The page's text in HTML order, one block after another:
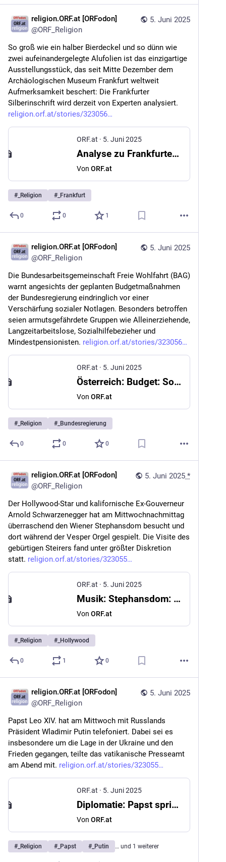
5. Juni 2025
religion.ORF.at [ORFodon]
@ORF_Religion
So groß wie ein halber Bierdeckel und so dünn wie
zwei aufeinandergelegte Alufolien ist das einzigartige
Ausstellungsstück, das seit Mitte Dezember dem
Archäologischen Museum Frankfurt weltweit
Aufmerksamkeit beschert: Die Frankfurter
Silberinschrift wird derzeit von Experten analysiert.
religion.orf.at/stories/323056
ORF.at · 5. Juni 2025
Analyse zu Frankfurter Silberamulett läuft
Von ORF.at
# _Religion # _Frankfurt
0 0 1
5. Juni 2025
religion.ORF.at [ORFodon]
@ORF_Religion
Die Bundesarbeitsgemeinschaft Freie Wohlfahrt (BAG)
warnt angesichts der geplanten Budgetmaßnahmen
der Bundesregierung eindringlich vor einer
Verschärfung sozialer Notlagen. Besonders betroffen
seien armutsgefährdete Gruppen wie Alleinerziehende,
Langzeitarbeitslose, Sozialhilfebezieher und
Mindestpensionisten. religion.orf.at/stories/323056
ORF.at · 5. Juni 2025
Österreich: Budget: Soziale Organisationen fordern Nachbesserungen
Von ORF.at
# _Religion # _Bundesregierung
0 0 0
5. Juni 2025 *
religion.ORF.at [ORFodon]
@ORF_Religion
Der Hollywood-Star und kalifornische Ex-Gouverneur
Arnold Schwarzenegger hat am Mittwochnachmittag
überraschend den Wiener Stephansdom besucht und
dort während der Vesper Orgel gespielt. Die Visite des
gebürtigen Steirers fand unter größter Diskretion
statt. religion.orf.at/stories/323055
ORF.at · 5. Juni 2025
Musik: Stephansdom: Arnold Schwarzenegger spielte auf Riesenorgel
Von ORF.at
# _Religion # _Hollywood
0 1 0
5. Juni 2025
religion.ORF.at [ORFodon]
@ORF_Religion
Papst Leo XIV. hat am Mittwoch mit Russlands
Präsident Wladimir Putin telefoniert. Dabei sei es
insbesondere um die Lage in der Ukraine und den
Frieden gegangen, teilte das vatikanische Presseamt
am Abend mit. religion.orf.at/stories/323055
ORF.at · 5. Juni 2025
Diplomatie: Papst spricht mit Putin über Frieden in der Ukraine
Von ORF.at
# _Religion # _Papst # _Putin … und 1 weiterer